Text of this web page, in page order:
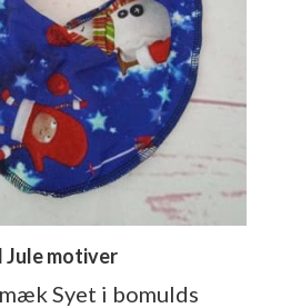
Jule motiver
Syet i bomulds